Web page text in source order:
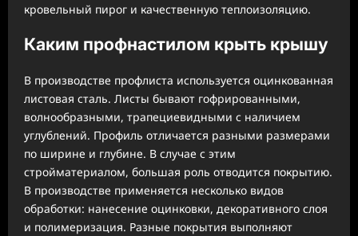
кровельный пирог и качественную теплоизоляцию.
Каким профнастилом крыть крышу
В производстве профлиста используется оцинкованная
листовая сталь. Листы бывают гофрированными,
волнообразными, трапециевидными с наличием
углублений. Профиль отличается разными размерами
по ширине и глубине. В случае с этим
стройматериалом, большая роль отводится покрытию.
В производстве применяется несколько видов
обработки: нанесение оцинковки, декоративного слоя
и полимеризация. Разные покрытия выполняют